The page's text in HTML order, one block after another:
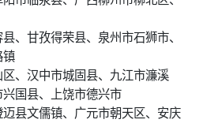
、甘孜得荣县、泉州市石狮市、
镇
、汉中市城固县、九江市濂溪
国县、上饶市德兴市
县文儒镇、广元市朝天区、安庆